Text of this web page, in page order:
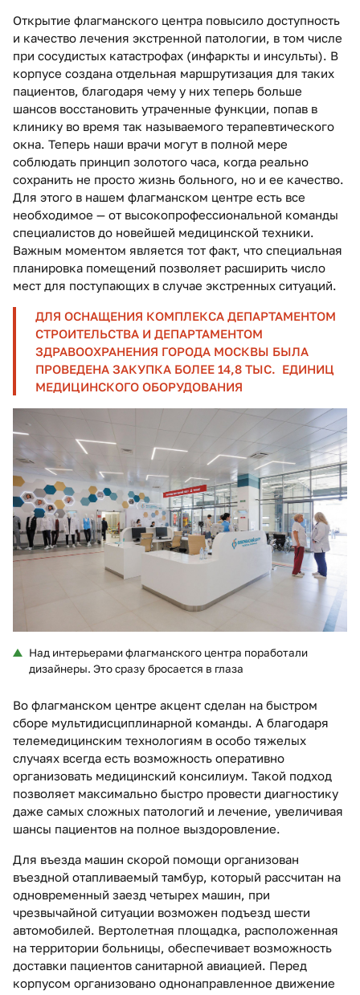
Открытие флагманского центра повысило доступность
и качество лечения экстренной патологии, в том числе
при сосудистых катастрофах (инфаркты и инсульты). В
корпусе создана отдельная маршрутизация для таких
пациентов, благодаря чему у них теперь больше
шансов восстановить утраченные функции, попав в
клинику во время так называемого терапевтического
окна. Теперь наши врачи могут в полной мере
соблюдать принцип золотого часа, когда реально
сохранить не просто жизнь больного, но и ее качество.
Для этого в нашем флагманском центре есть все
необходимое — от высокопрофессиональной команды
специалистов до новейшей медицинской техники.
Важным моментом является тот факт, что специальная
планировка помещений позволяет расширить число
мест для поступающих в случае экстренных ситуаций.
ДЛЯ ОСНАЩЕНИЯ КОМПЛЕКСА ДЕПАРТАМЕНТОМ
СТРОИТЕЛЬСТВА И ДЕПАРТАМЕНТОМ
ЗДРАВООХРАНЕНИЯ ГОРОДА МОСКВЫ БЫЛА
ПРОВЕДЕНА ЗАКУПКА БОЛЕЕ 14,8 ТЫС. ЕДИНИЦ
МЕДИЦИНСКОГО ОБОРУДОВАНИЯ
Над интерьерами флагманского центра поработали
дизайнеры. Это сразу бросается в глаза
Во флагманском центре акцент сделан на быстром
сборе мультидисциплинарной кома­нды. А благодаря
телемедицинским технологиям в особо тяжелых
случаях всегда есть возможность оперативно
организовать медицинский консилиум. Такой подход
позволяет максимально быстро провести диагностику
даже самых сложных патологий и лечение, увеличивая
шансы пациентов на полное выздоровление.
Для въезда машин скорой помощи организован
въездной отапливаемый тамбур, который рассчитан на
одновременный заезд четырех машин, при
чрезвычайной ситуации возможен подъезд шести
автомобилей. Вертолетная площадка, расположенная
на территории больницы, обеспечивает возможность
доставки пациентов санитарной авиацией. Перед
корпусом организовано однонаправленное движение